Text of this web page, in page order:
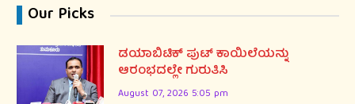
Our Picks
ಡಯಾಬಿಟಿಕ್ ಪುಟ್ ಕಾಯಿಲೆಯನ್ನು
ಆರಂಭದಲ್ಲೇ ಗುರುತಿಸಿ
August 07, 2026 5:05 pm